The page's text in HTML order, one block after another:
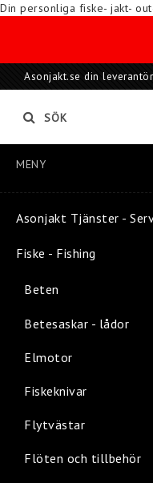
Din personliga fiske- jakt-
Asonjakt.se din
SÖK
MENY
Asonjakt Tjänster -
Fiske - Fishing
Beten
Betesaskar - lådor
Elmotor
Fiskeknivar
Flytvästar
Flöten och tillbehör